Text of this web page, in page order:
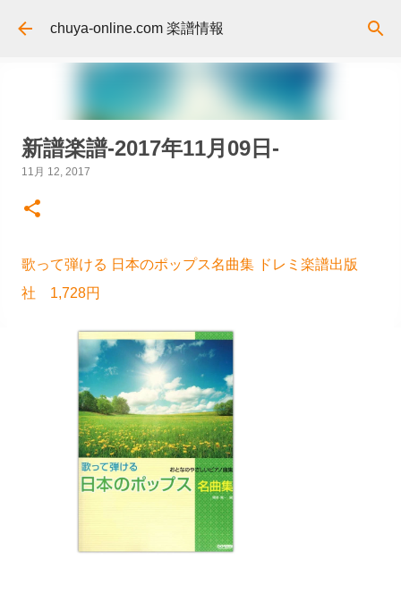
スキップしてメイン コンテンツに移動
chuya-online.com 楽譜情報
新譜楽譜-2017年11月09日-
11月 12, 2017
歌って弾ける 日本のポップス名曲集 ドレミ楽譜出版
社 1,728円